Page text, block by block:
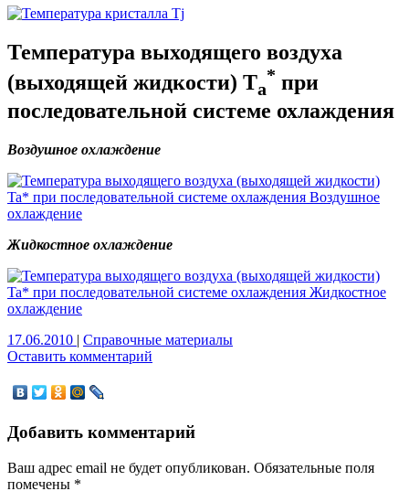
Температура выходящего воздуха
(выходящей жидкости) Ta
* при
последовательной системе охлаждения
Воздушное охлаждение
Жидкостное охлаждение
17.06.2010 | Справочные материалы
Оставить комментарий
Добавить комментарий
Ваш адрес email не будет опубликован. Обязательные поля
помечены *